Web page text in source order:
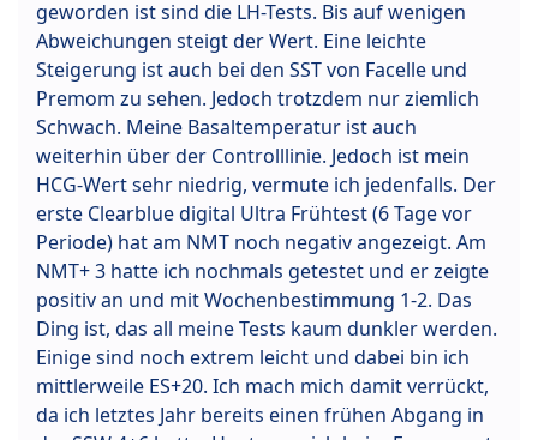
geworden ist sind die LH-Tests. Bis auf wenigen
Abweichungen steigt der Wert. Eine leichte
Steigerung ist auch bei den SST von Facelle und
Premom zu sehen. Jedoch trotzdem nur ziemlich
Schwach. Meine Basaltemperatur ist auch
weiterhin über der Controlllinie. Jedoch ist mein
HCG-Wert sehr niedrig, vermute ich jedenfalls. Der
erste Clearblue digital Ultra Frühtest (6 Tage vor
Periode) hat am NMT noch negativ angezeigt. Am
NMT+ 3 hatte ich nochmals getestet und er zeigte
positiv an und mit Wochenbestimmung 1-2. Das
Ding ist, das all meine Tests kaum dunkler werden.
Einige sind noch extrem leicht und dabei bin ich
mittlerweile ES+20. Ich mach mich damit verrückt,
da ich letztes Jahr bereits einen frühen Abgang in